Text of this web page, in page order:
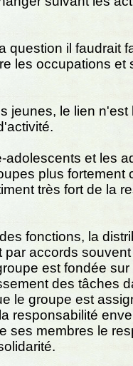
question il faudrait
les occupations et
jeunes, le lien
adolescents et les
plus fortement
très fort de la
fonctions, la
par accords
est fondée
des tâches
le groupe est
responsabilité
ses membres le